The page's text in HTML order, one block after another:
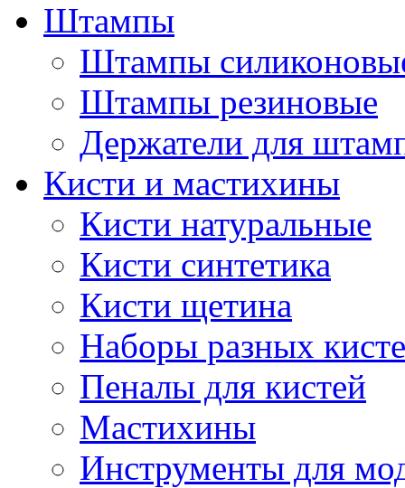
Штампы
Штампы
Штампы резиновые
Держатели для
Кисти и мастихины
Кисти натуральные
Кисти синтетика
Кисти щетина
Наборы разных
Пеналы для кистей
Мастихины
Инструменты для